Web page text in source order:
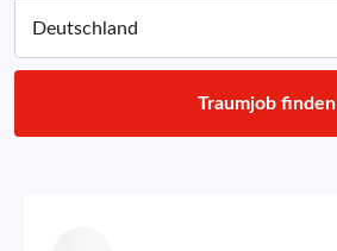
Traumjob finden